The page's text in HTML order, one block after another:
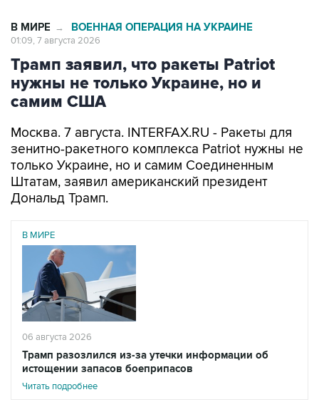
В МИРЕ → ВОЕННАЯ ОПЕРАЦИЯ НА УКРАИНЕ
01:09, 7 августа 2026
Трамп заявил, что ракеты Patriot
нужны не только Украине, но и
самим США
Москва. 7 августа. INTERFAX.RU - Ракеты для
зенитно-ракетного комплекса Patriot нужны не
только Украине, но и самим Соединенным
Штатам, заявил американский президент
Дональд Трамп.
В МИРЕ
06 августа 2026
Трамп разозлился из-за утечки информации об
истощении запасов боеприпасов
Читать подробнее